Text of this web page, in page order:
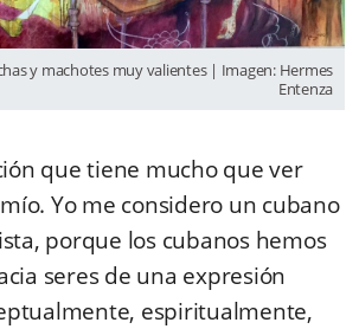
y machotes muy valientes | Imagen: Hermes
Entenza
que tiene mucho que ver
Yo me considero un cubano
porque los cubanos hemos
seres de una expresión
espiritualmente,